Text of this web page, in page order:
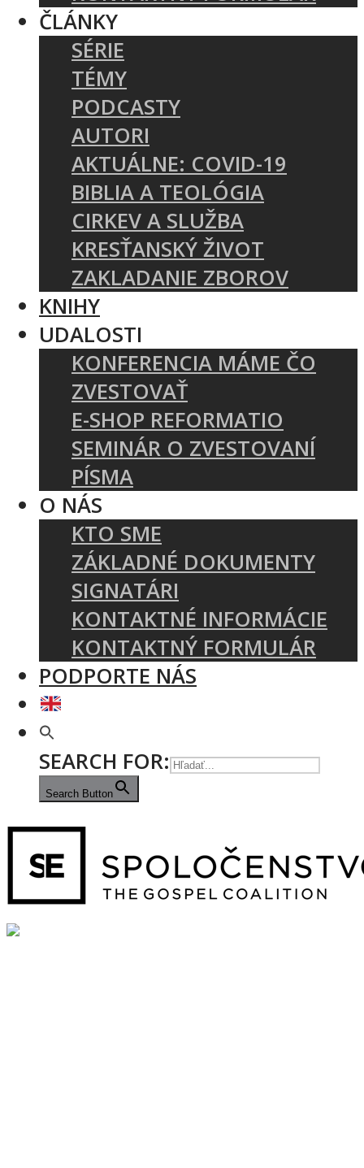
ČLÁNKY
SÉRIE
TÉMY
PODCASTY
AUTORI
AKTUÁLNE: COVID-19
BIBLIA A TEOLÓGIA
CIRKEV A SLUŽBA
KRESŤANSKÝ ŽIVOT
ZAKLADANIE ZBOROV
KNIHY
UDALOSTI
KONFERENCIA MÁME ČO
ZVESTOVAŤ
E-SHOP REFORMATIO
SEMINÁR O ZVESTOVANÍ
PÍSMA
O NÁS
KTO SME
ZÁKLADNÉ DOKUMENTY
SIGNATÁRI
KONTAKTNÉ INFORMÁCIE
KONTAKTNÝ FORMULÁR
PODPORTE NÁS
SEARCH FOR:
Search Button